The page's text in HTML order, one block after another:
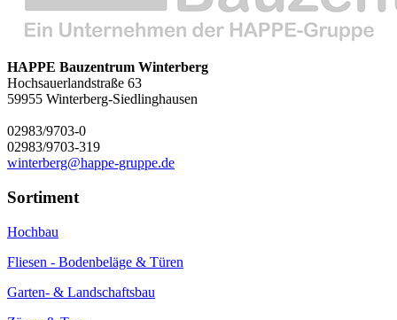
HAPPE Bauzentrum Winterberg
Hochsauerlandstraße 63
59955 Winterberg-Siedlinghausen
02983/9703-0
02983/9703-319
winterberg@happe-gruppe.de
Sortiment
Hochbau
Fliesen - Bodenbeläge & Türen
Garten- & Landschaftsbau